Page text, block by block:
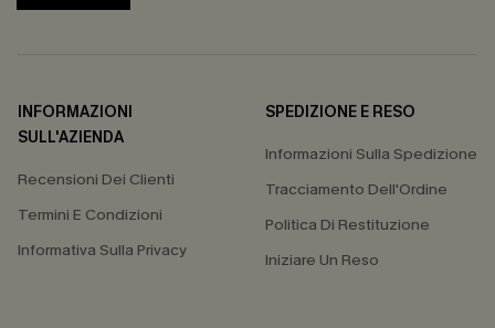
INFORMAZIONI
SULL'AZIENDA
Recensioni Dei Clienti
Termini E Condizioni
Informativa Sulla Privacy
SPEDIZIONE E RESO
Informazioni Sulla Spedizione
Tracciamento Dell'Ordine
Politica Di Restituzione
Iniziare Un Reso